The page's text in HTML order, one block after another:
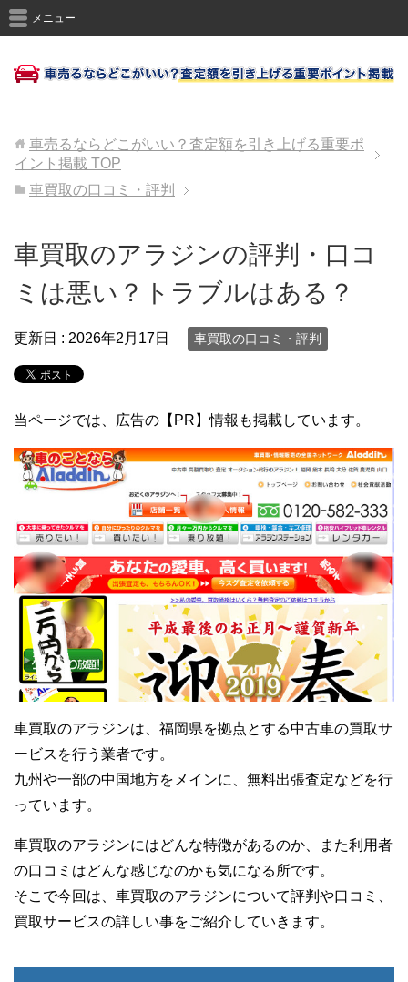
メニュー
車売るならどこがいい？査定額を引き上げる重要ポ
イント掲載 TOP
車買取の口コミ・評判
車買取のアラジンの評判・口コ
ミは悪い？トラブルはある？
更新日 : 2026年2月17日 車買取の口コミ・評判
当ページでは、広告の【PR】情報も掲載しています。
車買取のアラジンは、福岡県を拠点とする中古車の買取サ
ービスを行う業者です。
九州や一部の中国地方をメインに、無料出張査定などを行
っています。
車買取のアラジンにはどんな特徴があるのか、また利用者
の口コミはどんな感じなのかも気になる所です。
そこで今回は、車買取のアラジンについて評判や口コミ、
買取サービスの詳しい事をご紹介していきます。